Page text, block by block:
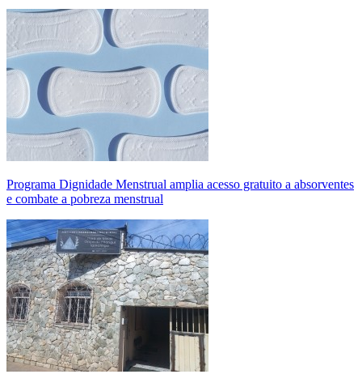
Programa Dignidade Menstrual amplia acesso gratuito a absorventes
e combate a pobreza menstrual